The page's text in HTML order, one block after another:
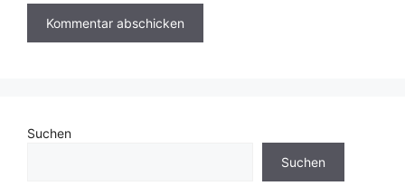
Suchen
Suchen